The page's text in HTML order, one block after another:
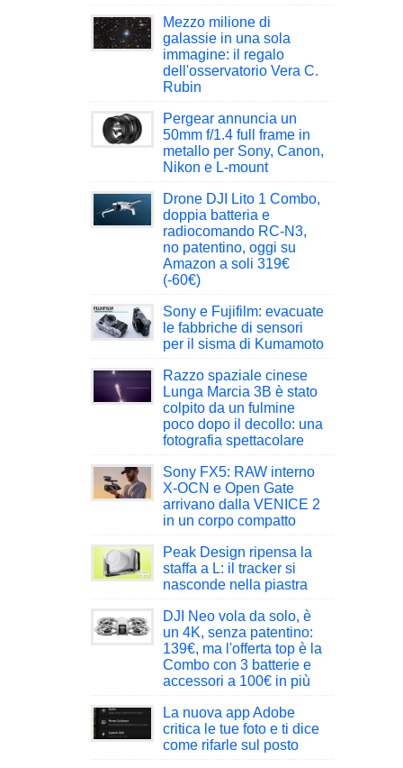
Mezzo milione di
galassie in una sola
immagine: il regalo
dell'osservatorio Vera C.
Rubin
Pergear annuncia un
50mm f/1.4 full frame in
metallo per Sony, Canon,
Nikon e L-mount
Drone DJI Lito 1 Combo,
doppia batteria e
radiocomando RC-N3,
no patentino, oggi su
Amazon a soli 319€
(-60€)
Sony e Fujifilm: evacuate
le fabbriche di sensori
per il sisma di Kumamoto
Razzo spaziale cinese
Lunga Marcia 3B è stato
colpito da un fulmine
poco dopo il decollo: una
fotografia spettacolare
Sony FX5: RAW interno
X-OCN e Open Gate
arrivano dalla VENICE 2
in un corpo compatto
Peak Design ripensa la
staffa a L: il tracker si
nasconde nella piastra
DJI Neo vola da solo, è
un 4K, senza patentino:
139€, ma l'offerta top è la
Combo con 3 batterie e
accessori a 100€ in più
La nuova app Adobe
critica le tue foto e ti dice
come rifarle sul posto